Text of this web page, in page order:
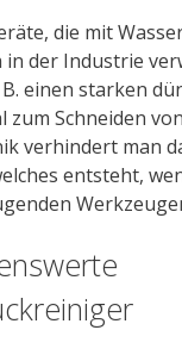
die mit
in der Industrie
einen starken
zum Schneiden
verhindert man
entsteht,